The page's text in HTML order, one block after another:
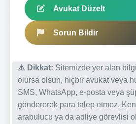
Avukat Düzelt
Sorun Bildir
⚠️ Dikkat: Sitemizde yer alan
olursa olsun, hiçbir avukat veya
SMS, WhatsApp, e-posta veya
göndererek para talep etmez.
arabulucu ya da adliye görevlisi